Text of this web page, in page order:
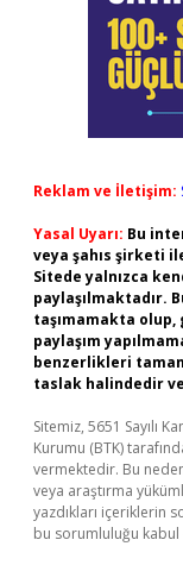
Reklam ve İletişim:
Yasal Uyarı: Bu
veya şahıs şirketi
Sitede yalnızca
paylaşılmaktadır.
taşımamakta
paylaşım
benzerlikleri
taslak halindedir
Sitemiz, 5651 Sayılı
Kurumu (BTK)
vermektedir. Bu
veya araştırma
yazdıkları içeriklerin
bu sorumluluğu kabul